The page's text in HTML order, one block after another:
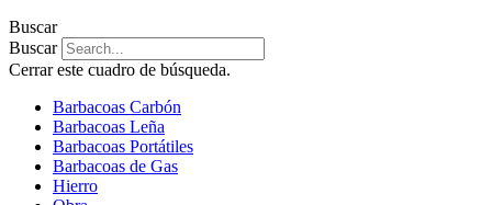
Buscar
Buscar
Cerrar este cuadro de búsqueda.
Barbacoas Carbón
Barbacoas Leña
Barbacoas Portátiles
Barbacoas de Gas
Hierro